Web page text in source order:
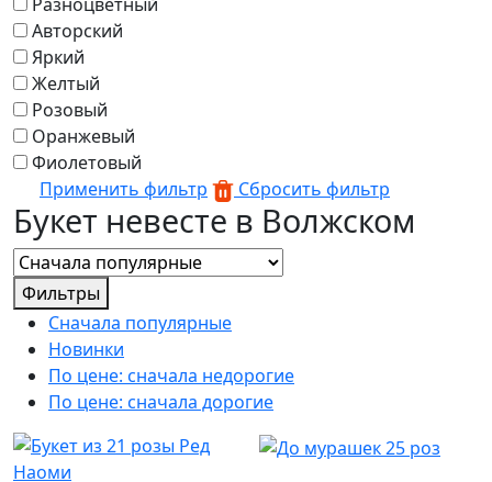
Авторский
Яркий
Желтый
Розовый
Оранжевый
Фиолетовый
Применить фильтр
Сбросить фильтр
Букет невесте в Волжском
Фильтры
Сначала популярные
Новинки
По цене: сначала недорогие
По цене: сначала дорогие